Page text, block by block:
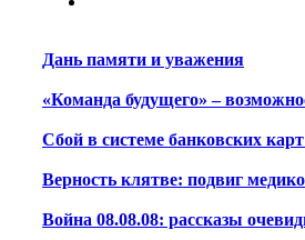
Дань памяти и уважения
«Команда будущего» –
Сбой в системе банковских
Верность клятве: подвиг
Война 08.08.08: рассказы